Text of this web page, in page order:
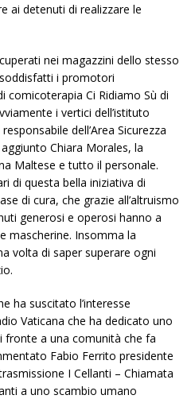
ai detenuti di realizzare le
nei magazzini dello stesso
i promotori
comicoterapia Ci Ridiamo Sù di
i vertici dell’istituto
dell’Area Sicurezza
Chiara Morales, la
Maltese e tutto il personale.
di questa bella iniziativa di
di cura, che grazie all’altruismo
generosi e operosi hanno a
mascherine. Insomma la
volta di saper superare ogni
ha suscitato l’interesse
Vaticana che ha dedicato uno
fronte a una comunità che fa
Fabio Ferrito presidente
I Cellanti – Chiamata
a uno scambio umano